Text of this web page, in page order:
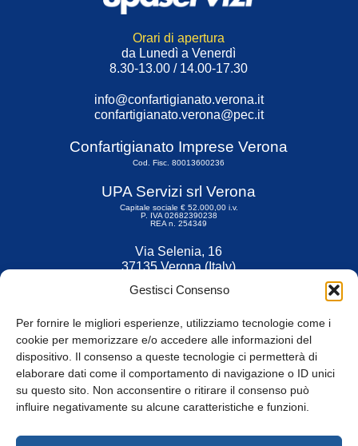
Gestisci Consenso
Per fornire le migliori esperienze, utilizziamo tecnologie come i
cookie per memorizzare e/o accedere alle informazioni del
dispositivo. Il consenso a queste tecnologie ci permetterà di
elaborare dati come il comportamento di navigazione o ID unici
su questo sito. Non acconsentire o ritirare il consenso può
influire negativamente su alcune caratteristiche e funzioni.
Orari di apertura
da Lunedì a Venerdì
8.30-13.00 / 14.00-17.30
info@confartigianato.verona.it
confartigianato.verona@pec.it
Confartigianato Imprese Verona
Cod. Fisc. 80013600236
UPA Servizi srl Verona
Capitale sociale € 52.000,00 i.v.
P. IVA 02682390238
REA n. 254349
Via Selenia, 16
37135 Verona (Italy)
Fax 045 9211599
© Tutti i diritti riservati